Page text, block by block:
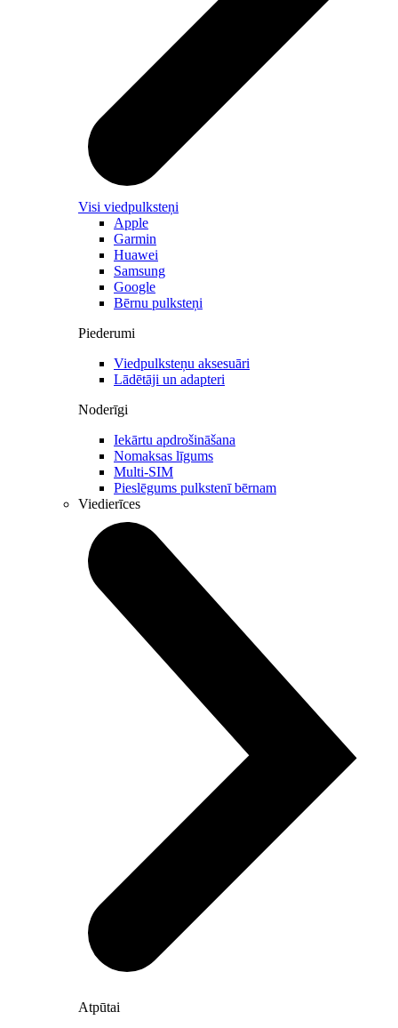
Visi viedpulksteņi
Apple
Garmin
Huawei
Samsung
Google
Bērnu pulksteņi
Piederumi
Viedpulksteņu aksesuāri
Lādētāji un adapteri
Noderīgi
Iekārtu apdrošināšana
Nomaksas līgums
Multi-SIM
Pieslēgums pulkstenī bērnam
Viedierīces
Atpūtai